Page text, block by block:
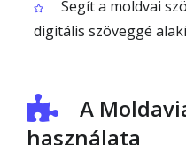
Segít a moldvai
digitális szöveggé
A
használata